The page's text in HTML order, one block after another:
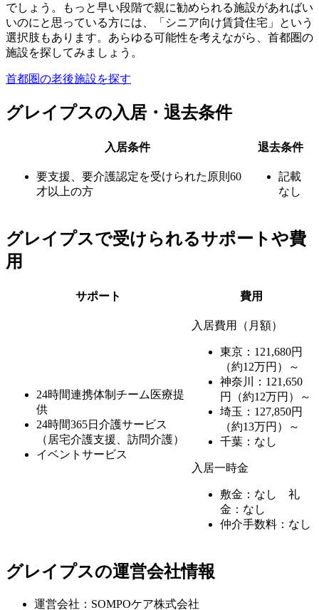
でしょう。もっと早い段階で親に勧められる施設があればい
いのにと思っている方には、「シニア向け賃貸住宅」という
選択肢もあります。あらゆる可能性を考えながら、首都圏の
施設を探してみましょう。
首都圏の老後施設を探す
グレイプスの入居・退去条件
入居条件 退去条件
要支援、要介護認定を受けられた原則60
才以上の方
記載
なし
グレイプスで受けられるサポートや費
用
サポート 費用
24時間連携体制チーム医療提
供
24時間365日介護サービス
（居宅介護支援、訪問介護）
イベントサービス
入居費用（月額）
東京：121,680円
（約12万円）～
神奈川：121,650
円（約12万円）～
埼玉：127,850円
（約13万円）～
千葉：なし
入居一時金
敷金：なし 礼
金：なし
仲介手数料：なし
グレイプスの運営会社情報
運営会社：SOMPOケア株式会社